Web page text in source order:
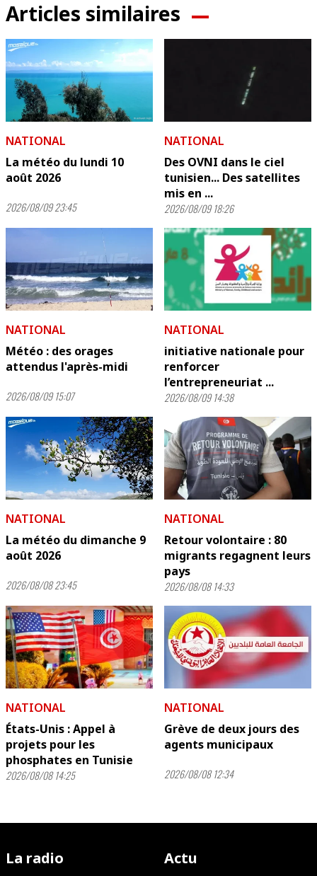
Articles similaires
NATIONAL
La météo du lundi 10
août 2026
2026/08/09 23:45
NATIONAL
Des OVNI dans le ciel
tunisien... Des satellites
mis en ...
2026/08/09 18:26
NATIONAL
Météo : des orages
attendus l'après-midi
2026/08/09 15:07
NATIONAL
initiative nationale pour
renforcer
l’entrepreneuriat ...
2026/08/09 14:38
NATIONAL
La météo du dimanche 9
août 2026
2026/08/08 23:45
NATIONAL
Retour volontaire : 80
migrants regagnent leurs
pays
2026/08/08 14:33
NATIONAL
États-Unis : Appel à
projets pour les
phosphates en Tunisie
2026/08/08 14:25
NATIONAL
Grève de deux jours des
agents municipaux
2026/08/08 12:34
La radio Actu